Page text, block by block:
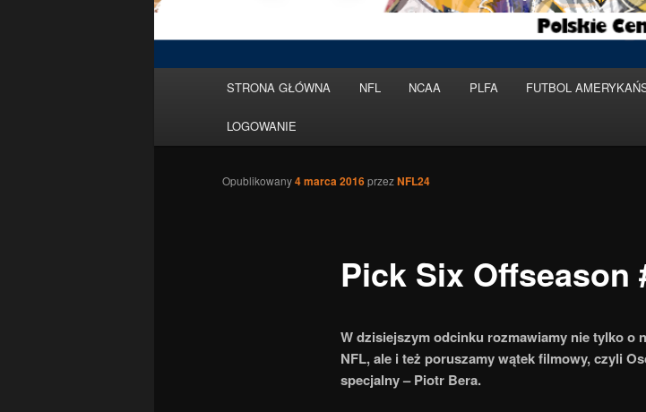
Przeskocz
do
tekstu
STRONA GŁÓWNA NFL NCAA PLFA FUTBOL
LOGOWANIE
Pick Six Offseason
Opublikowany4 marca 2016przezNFL24
W dzisiejszym odcinku rozmawiamy nie tylko o
NFL, ale i też poruszamy wątek filmowy, czyli
specjalny – Piotr Bera.